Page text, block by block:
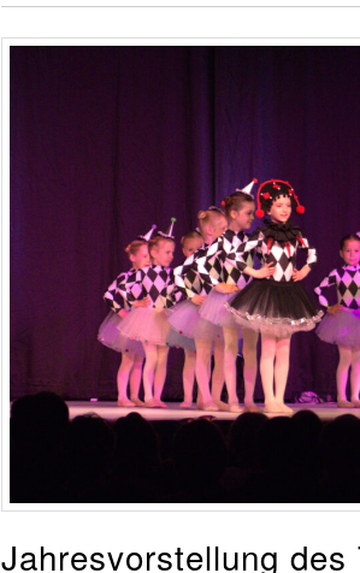
Jahresvorstellung